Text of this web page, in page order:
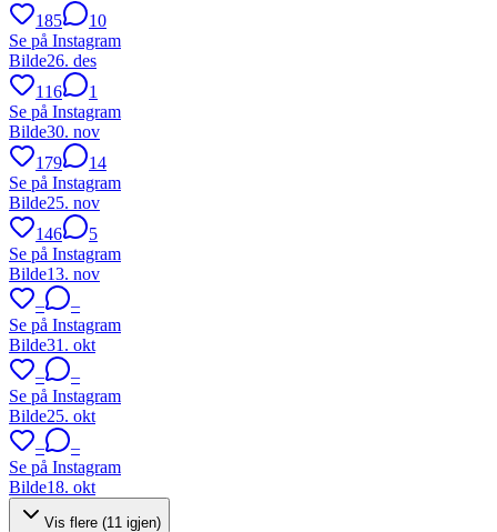
185
10
Se på Instagram
Bilde26. des
116
1
Se på Instagram
Bilde30. nov
179
14
Se på Instagram
Bilde25. nov
146
5
Se på Instagram
Bilde13. nov
–
–
Se på Instagram
Bilde31. okt
–
–
Se på Instagram
Bilde25. okt
–
–
Se på Instagram
Bilde18. okt
Vis flere (11 igjen)